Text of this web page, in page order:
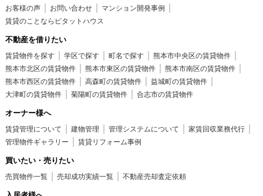
お客様の声
お問い合わせ
マンション開発事例
賃貸のことならピタットハウス
不動産を借りたい
賃貸物件を探す 学区で探す 町名で探す
熊本市中央区の賃貸物件
熊本市北区の賃貸物件
熊本市東区の賃貸物件
熊本市南区の賃貸物件
熊本市西区の賃貸物件
高森町の賃貸物件
益城町の賃貸物件
大津町の賃貸物件
菊陽町の賃貸物件 合志市の賃貸物件
オーナー様へ
賃貸管理について 建物管理 管理システムについて
家賃回収業務代行
管理物件ギャラリー
賃貸リフォーム事例
買いたい・売りたい
売買物件一覧 売却成功実績一覧 不動産売却査定依頼